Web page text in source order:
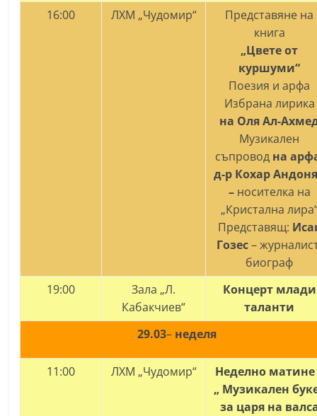
16:00
ЛХМ „Чудомир“
Представяне на
книга
„Цвете от
куршуми“
Поезия и арфа
Избрана лирика
на Оля Ал-
Музикален
съпроводна
д-р Кохар
– носителка на
„Кристална
Представящ:
Гозес–
биограф
19:00
Зала „Л.
Кабакчиев“
Концерт млади
таланти
29.03– неделя
11:00 ЛХМ „Чудомир“
Неделно матине
„ Музикален
за царя на